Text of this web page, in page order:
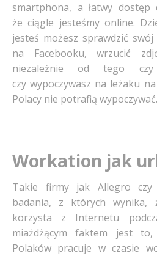
smartphona, a łatwy
że ciągle jesteśmy online.
jesteś możesz sprawdzić
na Facebooku, wrzucić
niezależnie od tego
czy wypoczywasz na leżaku
Polacy nie potrafią wypoczywać.
Workation jak
Takie firmy jak Allegro czy
badania, z których wynika,
korzysta z Internetu
miażdżącym faktem jest
Polaków pracuje w czasie